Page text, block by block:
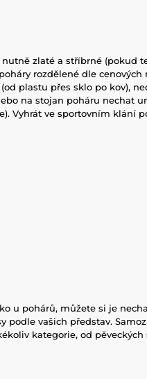
zlaté a stříbrné (pokud
rozdělené dle cenových
plastu přes sklo po kov),
na stojan poháru nechat
Vyhrát ve sportovním klání
u pohárů, můžete si je
podle vašich představ.
kategorie, od pěveckých